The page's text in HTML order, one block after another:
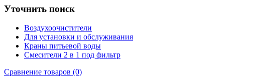
Уточнить поиск
Воздухоочистители
Для установки и обслуживания
Краны питьевой воды
Смесители 2 в 1 под фильтр
Сравнение товаров (0)